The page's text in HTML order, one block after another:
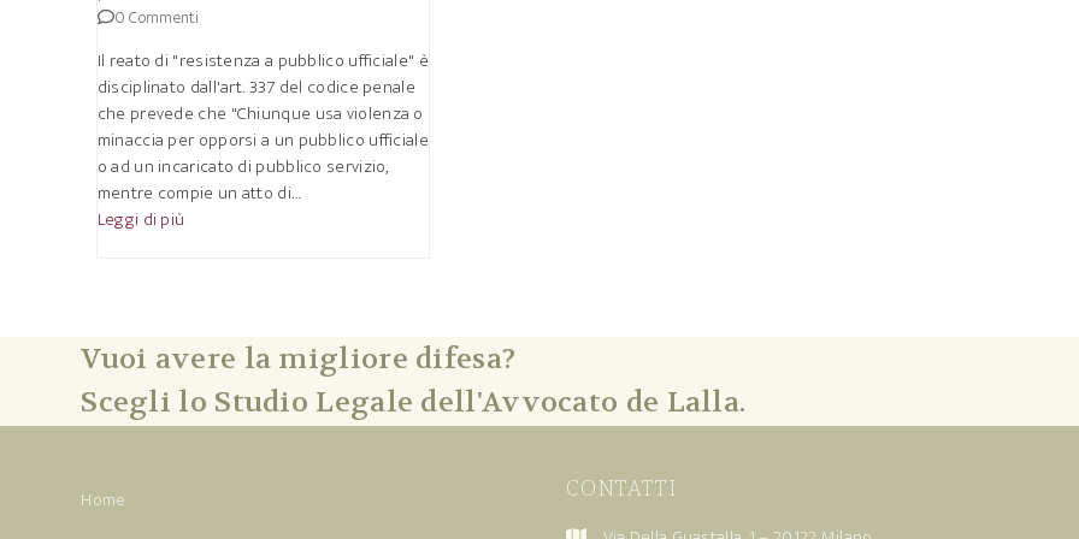
0 Commenti
Il reato di "resistenza a pubblico ufficiale" è
disciplinato dall'art. 337 del codice penale
che prevede che "Chiunque usa violenza o
minaccia per opporsi a un pubblico ufficiale
o ad un incaricato di pubblico servizio,
mentre compie un atto di…
Leggi di più
Vuoi avere la migliore difesa?
Scegli lo Studio Legale dell'Avvocato de Lalla.
Home
CONTATTI